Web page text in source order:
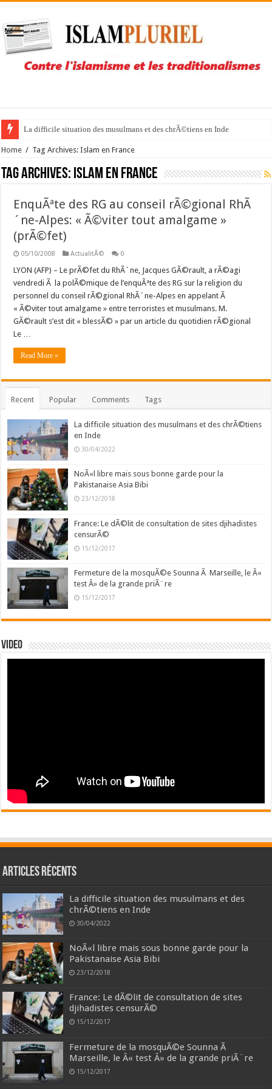
La difficile situation des musulmans et des chrÃ©tiens en Inde
Home / Tag Archives: Islam en France
Tag Archives: Islam en France
EnquÃªte des RG au conseil rÃ©gional RhÃ
´ne-Alpes: « Ã©viter tout amalgame »
(prÃ©fet)
05/10/2008 ActualitÃ© 0
LYON (AFP) – Le prÃ©fet du RhÃ´ne, Jacques GÃ©rault, a rÃ©agi
vendredi Ã la polÃ©mique de l’enquÃªte des RG sur la religion du
personnel du conseil rÃ©gional RhÃ´ne-Alpes en appelant Ã
« Ã©viter tout amalgame » entre terroristes et musulmans. M.
GÃ©rault s’est dit « blessÃ© » par un article du quotidien rÃ©gional
Le …
Read More »
Recent Popular Comments Tags
La difficile situation des musulmans et des chrÃ©tiens
en Inde
30/04/2022
NoÃ«l libre mais sous bonne garde pour la
Pakistanaise Asia Bibi
23/12/2018
France: Le dÃ©lit de consultation de sites djihadistes
censurÃ©
15/12/2017
Fermeture de la mosquÃ©e Sounna Ã Marseille, le Â«
test Â» de la grande priÃ¨re
15/12/2017
Video
Articles récents
La difficile situation des musulmans et des
chrÃ©tiens en Inde
30/04/2022
NoÃ«l libre mais sous bonne garde pour la
Pakistanaise Asia Bibi
23/12/2018
France: Le dÃ©lit de consultation de sites
djihadistes censurÃ©
15/12/2017
Fermeture de la mosquÃ©e Sounna Ã
Marseille, le Â« test Â» de la grande priÃ¨re
15/12/2017